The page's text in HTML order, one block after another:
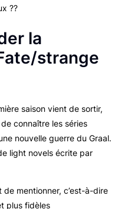
??
la
strange
saison vient de sortir,
connaître les séries
nouvelle guerre du Graal.
light novels écrite par
mentionner, c’est-à-dire
plus fidèles